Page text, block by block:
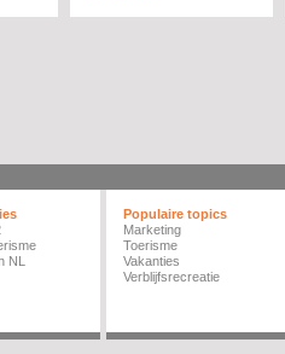
NL
Populaire topics
Marketing
Toerisme
Vakanties
Verblijfsrecreatie